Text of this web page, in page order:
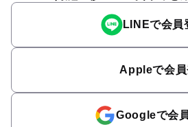
LINEで会員
Appleで会
Googleで会